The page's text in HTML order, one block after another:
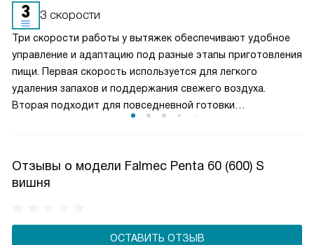
очищается более качественно. Угольные фильтры
необходимо часто заменять — примерно раз в три-
четыре месяца.
3 скорости
Три скорости работы у вытяжек обеспечивают удобное
управление и адаптацию под разные этапы приготовления
пищи. Первая скорость используется для легкого
удаления запахов и поддержания свежего воздуха.
Вторая подходит для повседневной готовки
контролировать уровень шума и рационально
расходовать электроэнергию, создавая комфортные
Отзывы о модели Falmec Penta 60 (600) S
вишня
ОСТАВИТЬ ОТЗЫВ